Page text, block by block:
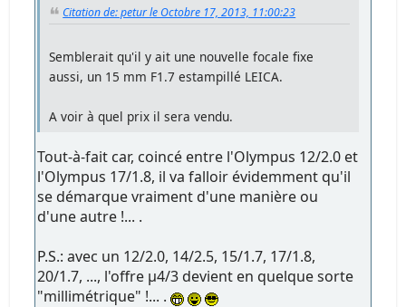
Citation de: petur le Octobre 17, 2013, 11:00:23
Semblerait qu'il y ait une nouvelle focale fixe
aussi, un 15 mm F1.7 estampillé LEICA.
A voir à quel prix il sera vendu.
Tout-à-fait car, coincé entre l'Olympus 12/2.0 et
l'Olympus 17/1.8, il va falloir évidemment qu'il
se démarque vraiment d'une manière ou
d'une autre !... .
P.S.: avec un 12/2.0, 14/2.5, 15/1.7, 17/1.8,
20/1.7, ..., l'offre µ4/3 devient en quelque sorte
"millimétrique" !... .